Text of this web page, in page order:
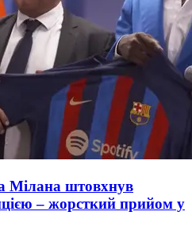
Мілана штовхнув
– жорсткий прийом у